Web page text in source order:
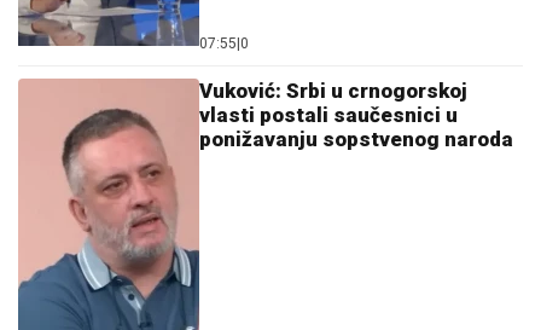
07:55 0
Vuković: Srbi u crnogorskoj
vlasti postali saučesnici u
ponižavanju sopstvenog naroda